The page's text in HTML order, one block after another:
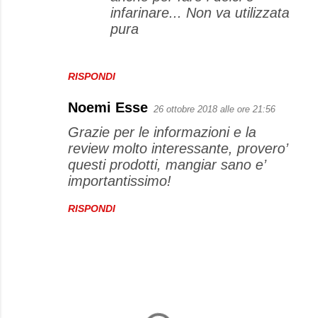
RISPONDI
infarinare... Non va utilizzata
pura
Noemi Esse 26 ottobre 2018 alle ore 21:56
Grazie per le informazioni e la
review molto interessante, provero’
questi prodotti, mangiar sano e’
importantissimo!
RISPONDI